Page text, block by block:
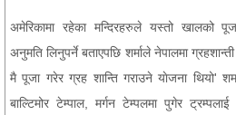
अमेरिकामा रहेका मन्दिरहरुले यस्तो खालको
अनुमति लिनुपर्ने बताएपछि शर्माले नेपालमा
मै पूजा गरेर ग्रह शान्ति गराउने याेजना थियो'
बाल्टिमोर टेम्पाल, मर्गन टेम्पलमा पुगेर